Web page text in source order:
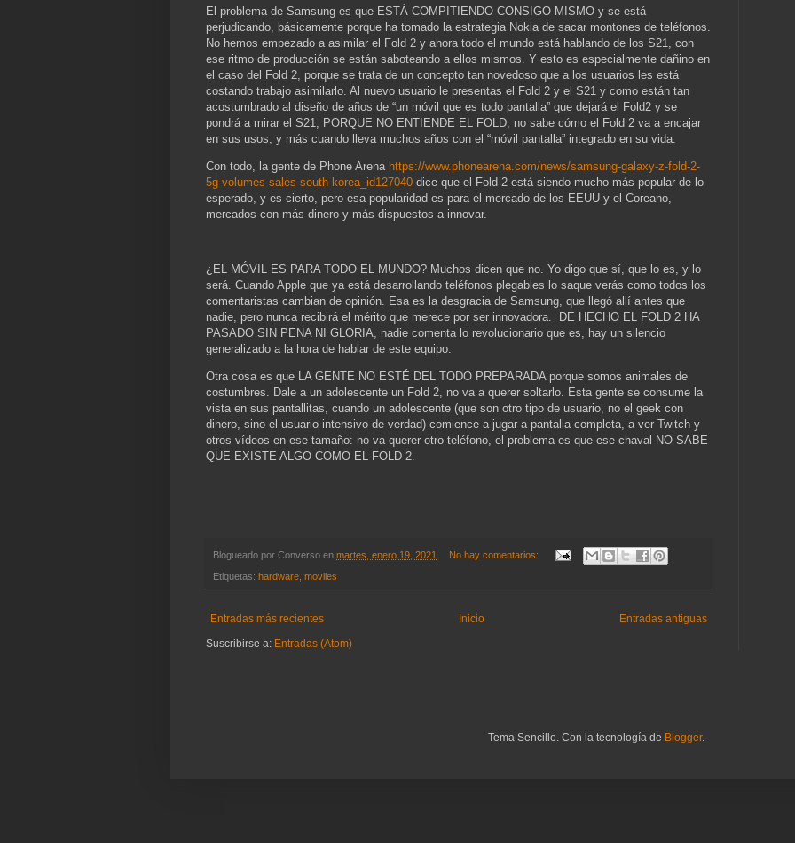
El problema de Samsung es que ESTÁ COMPITIENDO CONSIGO MISMO y se está
perjudicando, básicamente porque ha tomado la estrategia Nokia de sacar montones de teléfonos.
No hemos empezado a asimilar el Fold 2 y ahora todo el mundo está hablando de los S21, con
ese ritmo de producción se están saboteando a ellos mismos. Y esto es especialmente dañino en
el caso del Fold 2, porque se trata de un concepto tan novedoso que a los usuarios les está
costando trabajo asimilarlo. Al nuevo usuario le presentas el Fold 2 y el S21 y como están tan
acostumbrado al diseño de años de “un móvil que es todo pantalla” que dejará el Fold2 y se
pondrá a mirar el S21, PORQUE NO ENTIENDE EL FOLD, no sabe cómo el Fold 2 va a encajar
en sus usos, y más cuando lleva muchos años con el “móvil pantalla” integrado en su vida.
Con todo, la gente de Phone Arena https://www.phonearena.com/news/samsung-galaxy-z-fold-2-
5g-volumes-sales-south-korea_id127040 dice que el Fold 2 está siendo mucho más popular de lo
esperado, y es cierto, pero esa popularidad es para el mercado de los EEUU y el Coreano,
mercados con más dinero y más dispuestos a innovar.
¿EL MÓVIL ES PARA TODO EL MUNDO? Muchos dicen que no. Yo digo que sí, que lo es, y lo
será. Cuando Apple que ya está desarrollando teléfonos plegables lo saque verás como todos los
comentaristas cambian de opinión. Esa es la desgracia de Samsung, que llegó allí antes que
nadie, pero nunca recibirá el mérito que merece por ser innovadora.
DE HECHO EL FOLD 2 HA
PASADO SIN PENA NI GLORIA, nadie comenta lo revolucionario que es, hay un silencio
generalizado a la hora de hablar de este equipo.
Otra cosa es que LA GENTE NO ESTÉ DEL TODO PREPARADA porque somos animales de
costumbres. Dale a un adolescente un Fold 2, no va a querer soltarlo. Esta gente se consume la
vista en sus pantallitas, cuando un adolescente (que son otro tipo de usuario, no el geek con
dinero, sino el usuario intensivo de verdad) comience a jugar a pantalla completa, a ver Twitch y
otros vídeos en ese tamaño: no va querer otro teléfono, el problema es que ese chaval NO SABE
QUE EXISTE ALGO COMO EL FOLD 2.
Blogueado por Converso en martes, enero 19, 2021 No hay comentarios:
Etiquetas: hardware moviles
Entradas más recientes Entradas antiguas
Inicio
Suscribirse a: Entradas (Atom)
Tema Sencillo. Con la tecnología de Blogger.